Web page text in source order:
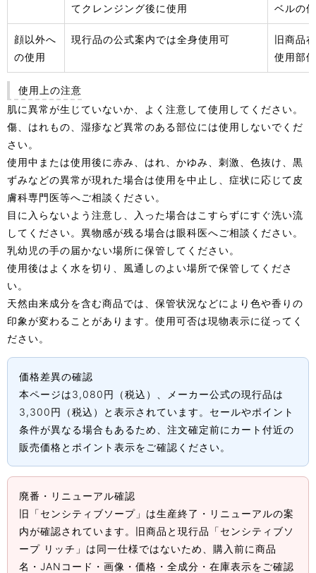
てクレンジング後に使用 ベルの
顔以外へ
の使用
現行品の公式案内では全身使用可
旧商品
使用部
使用上の注意
肌に異常が生じていないか、よく注意して使用してください。
傷、はれもの、湿疹など異常のある部位には使用しないでくだ
さい。
使用中または使用後に赤み、はれ、かゆみ、刺激、色抜け、黒
ずみなどの異常が現れた場合は使用を中止し、症状に応じて皮
膚科専門医等へご相談ください。
目に入らないよう注意し、入った場合はこすらずにすぐ洗い流
してください。異物感が残る場合は眼科医へご相談ください。
乳幼児の手の届かない場所に保管してください。
使用後はよく水を切り、風通しのよい場所で保管してくださ
い。
天然由来成分を含む商品では、保管状況などにより色や香りの
印象が変わることがあります。使用可否は現物表示に従ってく
ださい。
価格差異の確認
本ページは3,080円（税込）、メーカー公式の現行品は
3,300円（税込）と表示されています。セールやポイント
条件が異なる場合もあるため、注文確定前にカート付近の
販売価格とポイント表示をご確認ください。
廃番・リニューアル確認
旧「センシティブソープ」は生産終了・リニューアルの案
内が確認されています。旧商品と現行品「センシティブソ
ープ リッチ」は同一仕様ではないため、購入前に商品
名・JANコード・画像・価格・全成分・在庫表示をご確認